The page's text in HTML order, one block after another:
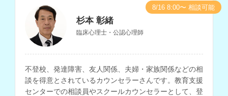
杉本 彰緒
臨床心理士・公認心理師
不登校、発達障害、友人関係、夫婦・家族関係などの相
談を得意とされているカウンセラーさんです。教育支援
センターでの相談員やスクールカウンセラーとして、登
8/16 8:00〜 相談可能